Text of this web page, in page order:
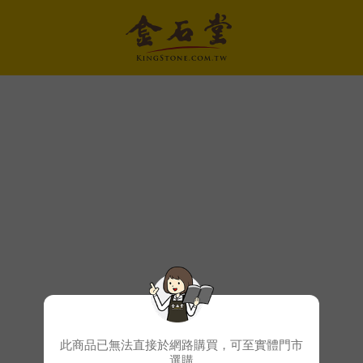
此商品已無法直接於網路購買，可至實體門市
選購